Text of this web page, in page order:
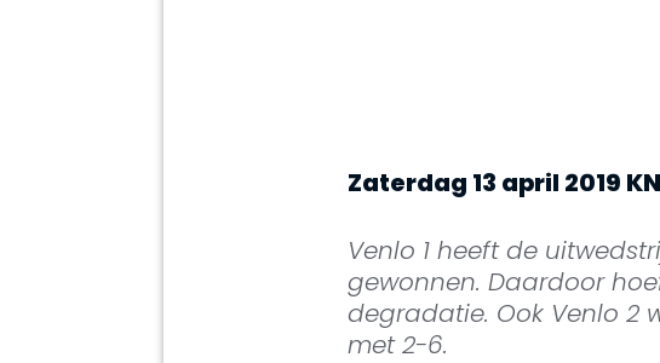
Zaterdag 13 april 2019
Venlo 1 heeft de
gewonnen. Daardoor
degradatie. Ook Venlo 2
met 2-6.